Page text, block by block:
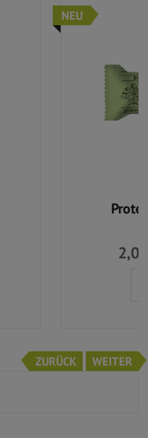
NEU
ZURÜCK WEITER